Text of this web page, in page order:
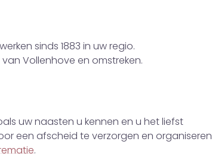
sinds 1883 in uw regio.
Vollenhove en omstreken.
uw naasten u kennen en u het liefst
een afscheid te verzorgen en organiseren
.